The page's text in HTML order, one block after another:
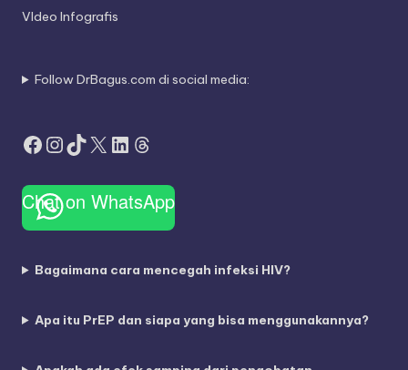
VIdeo Infografis
Follow DrBagus.com di social media:
Facebook
Instagram
TikTok
X LinkedIn
Threads
Chat on WhatsApp
Bagaimana cara mencegah infeksi HIV?
Apa itu PrEP dan siapa yang bisa menggunakannya?